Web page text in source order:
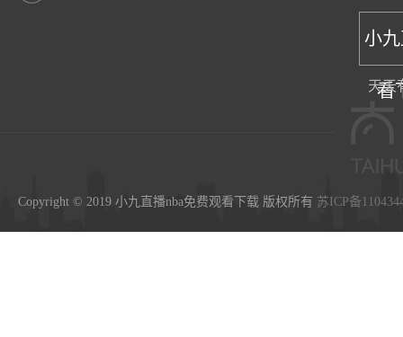
小
看
天天
Copyright © 2019 小九直播nba免费观看下载 版权所有 苏ICP备